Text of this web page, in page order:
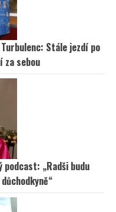
Stále jezdí po
za sebou
podcast: „Radši budu